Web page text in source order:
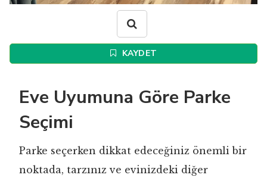
KAYDET
Eve Uyumuna Göre Parke
Seçimi
Parke seçerken dikkat edeceğiniz önemli bir
noktada, tarzınız ve evinizdeki diğer